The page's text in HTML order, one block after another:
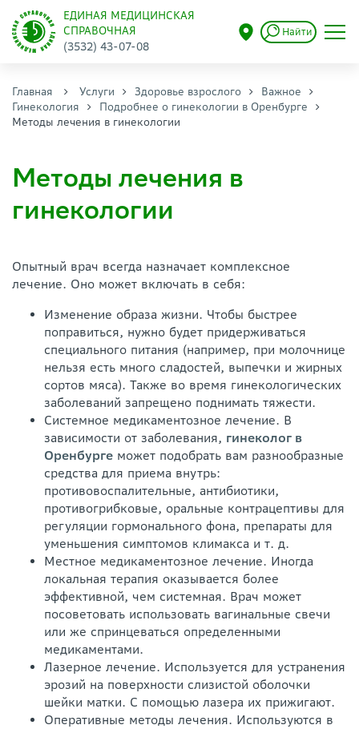
ЕДИНАЯ МЕДИЦИНСКАЯ
СПРАВОЧНАЯ
(3532) 43-07-08
Найти
Главная Услуги Здоровье взрослого
Важное
Гинекология
Подробнее о гинекологии в Оренбурге
Методы лечения в гинекологии
Методы лечения в
гинекологии
Опытный врач всегда назначает комплексное
лечение. Оно может включать в себя:
Изменение образа жизни. Чтобы быстрее
поправиться, нужно будет придерживаться
специального питания (например, при молочнице
нельзя есть много сладостей, выпечки и жирных
сортов мяса). Также во время гинекологических
заболеваний запрещено поднимать тяжести.
Системное медикаментозное лечение. В
зависимости от заболевания, гинеколог в
Оренбурге может подобрать вам разнообразные
средства для приема внутрь:
противовоспалительные, антибиотики,
противогрибковые, оральные контрацептивы для
регуляции гормонального фона, препараты для
уменьшения симптомов климакса и т. д.
Местное медикаментозное лечение. Иногда
локальная терапия оказывается более
эффективной, чем системная. Врач может
посоветовать использовать вагинальные свечи
или же спринцеваться определенными
медикаментами.
Лазерное лечение. Используется для устранения
эрозий на поверхности слизистой оболочки
шейки матки. С помощью лазера их прижигают.
Оперативные методы лечения. Используются в